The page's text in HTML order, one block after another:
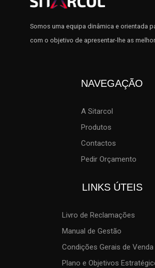
Somos uma equipa dinâmica e orientada
com o objetivo de apresentar-lhe as
NAVEGAÇÃO
A Sitarcol
Produtos
Contactos
Pedir Orçamento
LINKS ÚTEIS
Livro de Reclamações
Manual de Gestão
Condições Gerais de Venda
Plano e Objetivos